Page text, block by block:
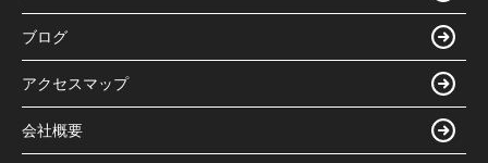
ブログ
アクセスマップ
会社概要